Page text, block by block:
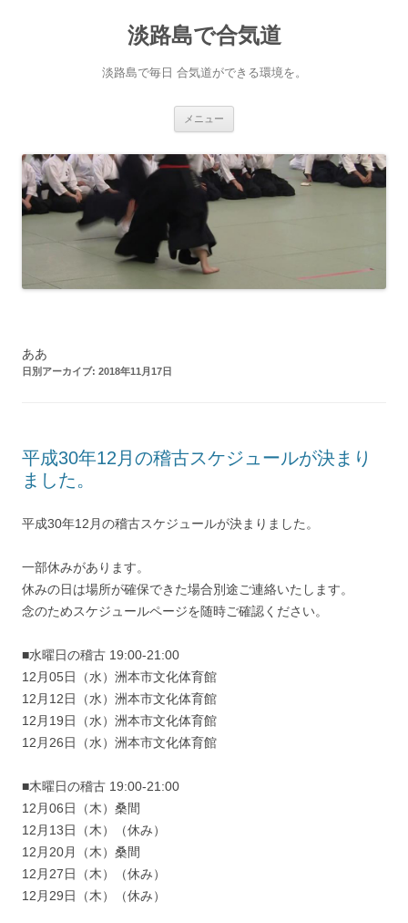
淡路島で合気道
淡路島で毎日 合気道ができる環境を。
メニュー
ああ
日別アーカイブ: 2018年11月17日
平成30年12月の稽古スケジュールが決まり
ました。
平成30年12月の稽古スケジュールが決まりました。
一部休みがあります。
休みの日は場所が確保できた場合別途ご連絡いたします。
念のためスケジュールページを随時ご確認ください。
■水曜日の稽古 19:00-21:00
12月05日（水）洲本市文化体育館
12月12日（水）洲本市文化体育館
12月19日（水）洲本市文化体育館
12月26日（水）洲本市文化体育館
■木曜日の稽古 19:00-21:00
12月06日（木）桑間
12月13日（木）（休み）
12月20月（木）桑間
12月27日（木）（休み）
12月29日（木）（休み）